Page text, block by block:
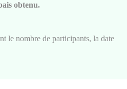
obtenu.
le nombre de participants, la date